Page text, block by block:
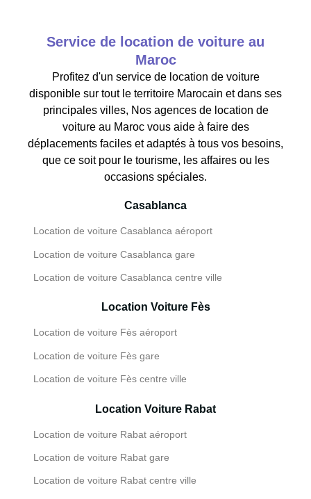
Service de location de voiture au
Maroc
Profitez d'un service de location de voiture
disponible sur tout le territoire Marocain et dans ses
principales villes, Nos agences de location de
voiture au Maroc vous aide à faire des
déplacements faciles et adaptés à tous vos besoins,
que ce soit pour le tourisme, les affaires ou les
occasions spéciales.
Casablanca
Location de voiture Casablanca aéroport
Location de voiture Casablanca gare
Location de voiture Casablanca centre ville
Location Voiture Fès
Location de voiture Fès aéroport
Location de voiture Fès gare
Location de voiture Fès centre ville
Location Voiture Rabat
Location de voiture Rabat aéroport
Location de voiture Rabat gare
Location de voiture Rabat centre ville